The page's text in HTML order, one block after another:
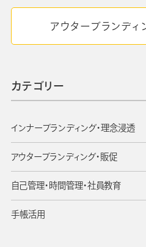
アウターブランディ
カテゴリー
インナーブランディング・理念浸透
アウターブランディング・販促
自己管理・時間管理・社員教育
手帳活用